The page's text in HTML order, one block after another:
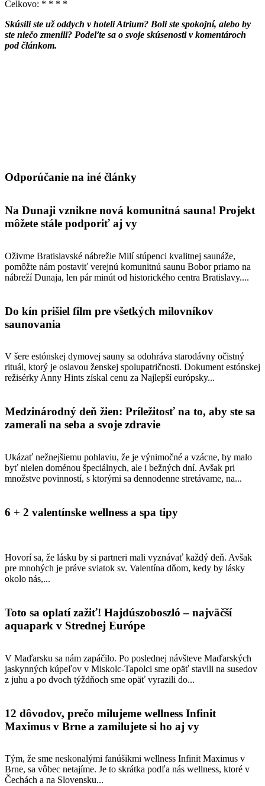
Celkovo: * * * *
Skúsili ste už oddych v hoteli Atrium? Boli ste spokojní, alebo by
ste niečo zmenili? Podeľte sa o svoje skúsenosti v komentároch
pod článkom.
Odporúčanie na iné články
Na Dunaji vznikne nová komunitná sauna! Projekt
môžete stále podporiť aj vy
Oživme Bratislavské nábrežie Milí stúpenci kvalitnej saunáže,
pomôžte nám postaviť verejnú komunitnú saunu Bobor priamo na
nábreží Dunaja, len pár minút od historického centra Bratislavy....
Do kín prišiel film pre všetkých milovníkov
saunovania
V šere estónskej dymovej sauny sa odohráva starodávny očistný
rituál, ktorý je oslavou ženskej spolupatričnosti. Dokument estónskej
režisérky Anny Hints získal cenu za Najlepší európsky...
Medzinárodný deň žien: Príležitosť na to, aby ste sa
zamerali na seba a svoje zdravie
Ukázať nežnejšiemu pohlaviu, že je výnimočné a vzácne, by malo
byť nielen doménou špeciálnych, ale i bežných dní. Avšak pri
množstve povinností, s ktorými sa dennodenne stretávame, na...
6 + 2 valentínske wellness a spa tipy
Hovorí sa, že lásku by si partneri mali vyznávať každý deň. Avšak
pre mnohých je práve sviatok sv. Valentína dňom, kedy by lásky
okolo nás,...
Toto sa oplatí zažiť! Hajdúszoboszló – najväčší
aquapark v Strednej Európe
V Maďarsku sa nám zapáčilo. Po poslednej návšteve Maďarských
jaskynných kúpeľov v Miskolc-Tapolci sme opäť stavili na susedov
z juhu a po dvoch týždňoch sme opäť vyrazili do...
12 dôvodov, prečo milujeme wellness Infinit
Maximus v Brne a zamilujete si ho aj vy
Tým, že sme neskonalými fanúšikmi wellness Infinit Maximus v
Brne, sa vôbec netajíme. Je to skrátka podľa nás wellness, ktoré v
Čechách a na Slovensku...